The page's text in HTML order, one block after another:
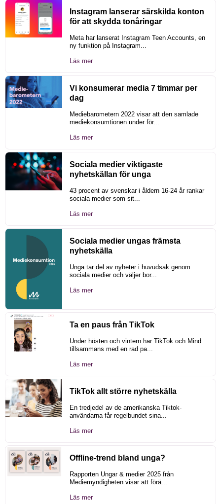
Instagram lanserar särskilda konton
för att skydda tonåringar
Meta har lanserat Instagram Teen Accounts, en
ny funktion på Instagram...
Läs mer
Vi konsumerar media 7 timmar per
dag
Mediebarometern 2022 visar att den samlade
mediekonsumtionen under för...
Läs mer
Sociala medier viktigaste
nyhetskällan för unga
43 procent av svenskar i åldern 16-24 år rankar
sociala medier som sit...
Läs mer
Sociala medier ungas främsta
nyhetskälla
Unga tar del av nyheter i huvudsak genom
sociala medier och väljer bor...
Läs mer
Ta en paus från TikTok
Under hösten och vintern har TikTok och Mind
tillsammans med en rad pa...
Läs mer
TikTok allt större nyhetskälla
En tredjedel av de amerikanska Tiktok-
användarna får regelbundet sina...
Läs mer
Offline-trend bland unga?
Rapporten Ungar & medier 2025 från
Mediemyndigheten visar att förä...
Läs mer